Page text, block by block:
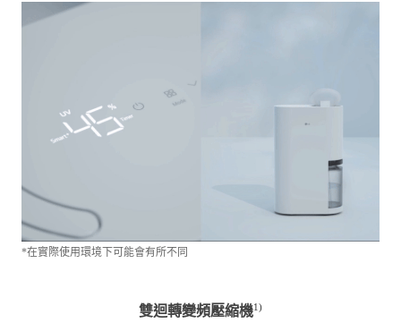
*在實際使用環境下可能會有所不同
雙迴轉變頻壓縮機1)